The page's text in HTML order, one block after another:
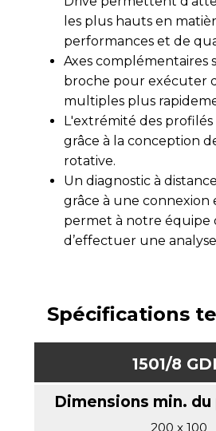
les plus hauts en
performances et de
Axes complémentaires
broche pour exécuter
multiples plus
L'extrémité des
grâce à la conception
rotative.
Un diagnostic à
grâce à une connexion
permet à notre équipe
d’effectuer une
Spécifications
1501/8
200 x 100